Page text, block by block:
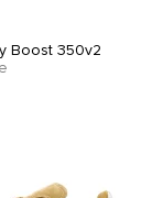
Boost 350v2